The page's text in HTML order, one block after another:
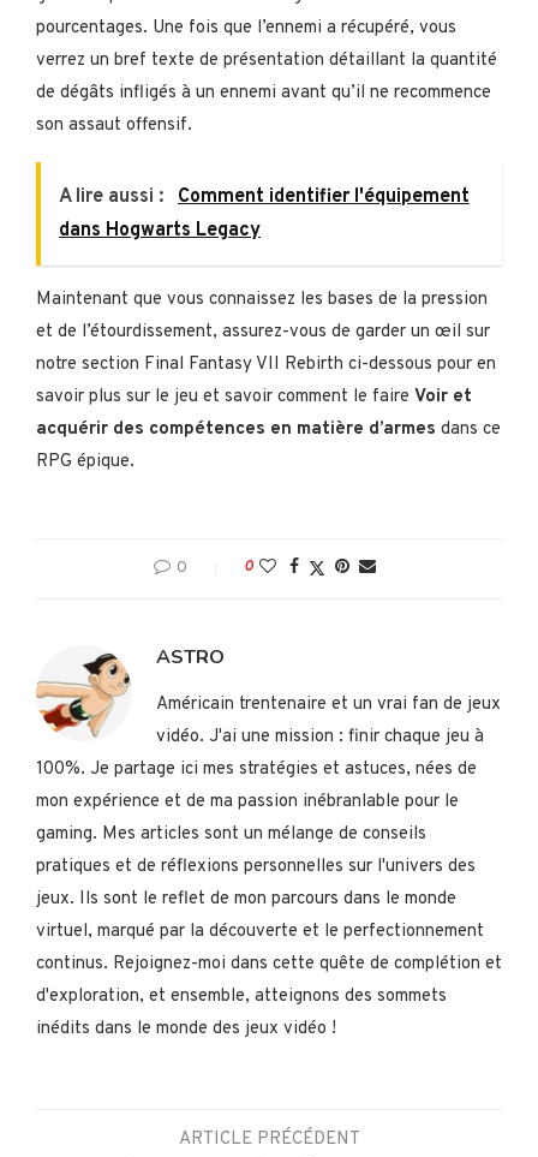
pourcentages. Une fois que l’ennemi a récupéré, vous
verrez un bref texte de présentation détaillant la quantité
de dégâts infligés à un ennemi avant qu’il ne recommence
son assaut offensif.
A lire aussi : Comment identifier l'équipement
dans Hogwarts Legacy
Maintenant que vous connaissez les bases de la pression
et de l’étourdissement, assurez-vous de garder un œil sur
notre section Final Fantasy VII Rebirth ci-dessous pour en
savoir plus sur le jeu et savoir comment le faire Voir et
acquérir des compétences en matière d’armes dans ce
RPG épique.
0 0
ASTRO
Américain trentenaire et un vrai fan de jeux
vidéo. J'ai une mission : finir chaque jeu à
100%. Je partage ici mes stratégies et astuces, nées de
mon expérience et de ma passion inébranlable pour le
gaming. Mes articles sont un mélange de conseils
pratiques et de réflexions personnelles sur l'univers des
jeux. Ils sont le reflet de mon parcours dans le monde
virtuel, marqué par la découverte et le perfectionnement
continus. Rejoignez-moi dans cette quête de complétion et
d'exploration, et ensemble, atteignons des sommets
inédits dans le monde des jeux vidéo !
ARTICLE PRÉCÉDENT